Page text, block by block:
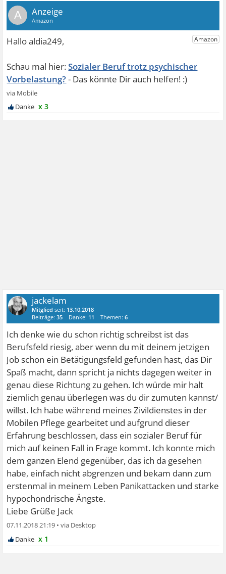
A
Sozialer Beruf trotz psychischer
Vorbelastung?
x 3
jackelam
Mitglied seit: 13.10.2018
Beiträge:35 Danke: 11 Themen:6
Ich denke wie du schon richtig schreibst ist das
Berufsfeld riesig, aber wenn du mit deinem jetzigen
Job schon ein Betätigungsfeld gefunden hast, das Dir
Spaß macht, dann spricht ja nichts dagegen weiter in
genau diese Richtung zu gehen. Ich würde mir halt
ziemlich genau überlegen was du dir zumuten kannst/
willst. Ich habe während meines Zivildienstes in der
Mobilen Pflege gearbeitet und aufgrund dieser
Erfahrung beschlossen, dass ein sozialer Beruf für
mich auf keinen Fall in Frage kommt. Ich konnte mich
dem ganzen Elend gegenüber, das ich da gesehen
habe, einfach nicht abgrenzen und bekam dann zum
erstenmal in meinem Leben Panikattacken und starke
hypochondrische Ängste.
Liebe Grüße Jack
07.11.2018 21:19 •
x 1